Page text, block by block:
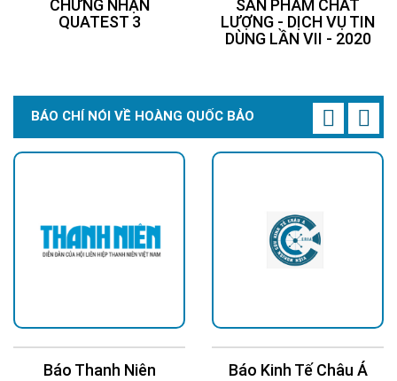
Hình ảnh thực tế
CHỨNG NHẬN
QUATEST 3
SẢN PHẨM CHẤT
LƯỢNG - DỊCH VỤ TIN
DÙNG LẦN VII - 2020
BÁO CHÍ NÓI VỀ HOÀNG QUỐC BẢO
Báo Thanh Niên Báo Kinh Tế Châu Á